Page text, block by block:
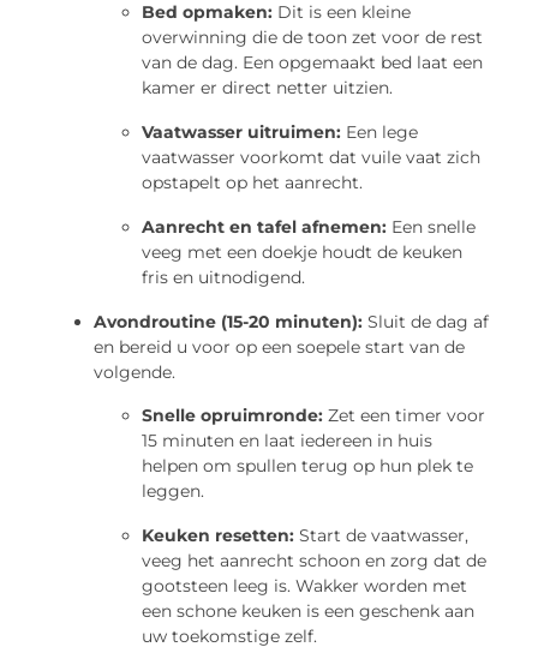
Bed opmaken: Dit is een kleine
overwinning die de toon zet voor de rest
van de dag. Een opgemaakt bed laat een
kamer er direct netter uitzien.
Vaatwasser uitruimen: Een lege
vaatwasser voorkomt dat vuile vaat zich
opstapelt op het aanrecht.
Aanrecht en tafel afnemen: Een snelle
veeg met een doekje houdt de keuken
fris en uitnodigend.
Avondroutine (15-20 minuten): Sluit de dag af
en bereid u voor op een soepele start van de
volgende.
Snelle opruimronde: Zet een timer voor
15 minuten en laat iedereen in huis
helpen om spullen terug op hun plek te
leggen.
Keuken resetten: Start de vaatwasser,
veeg het aanrecht schoon en zorg dat de
gootsteen leeg is. Wakker worden met
een schone keuken is een geschenk aan
uw toekomstige zelf.